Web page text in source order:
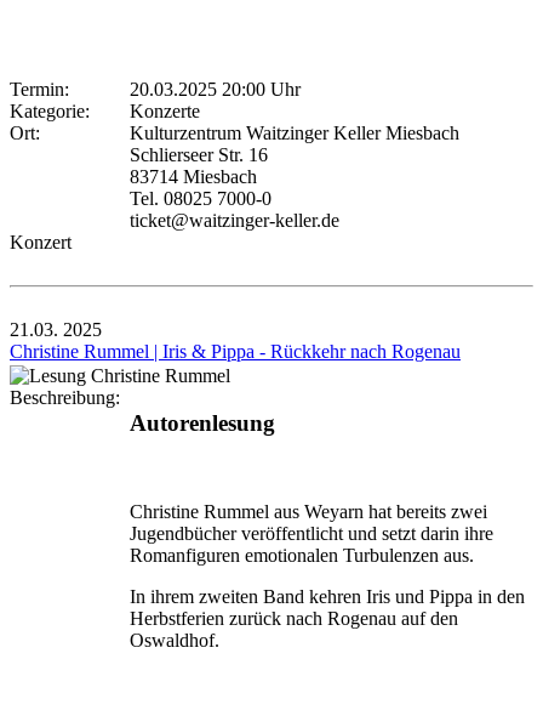
Termin:
20.03.2025 20:00 Uhr
Kategorie:
Konzerte
Ort:
Kulturzentrum Waitzinger Keller Miesbach
Schlierseer Str. 16
83714 Miesbach
Tel. 08025 7000-0
ticket@waitzinger-keller.de
Konzert
21.03. 2025
Christine Rummel | Iris & Pippa - Rückkehr nach Rogenau
Beschreibung:
Autorenlesung
Christine Rummel aus Weyarn hat bereits zwei
Jugend­bücher veröffentlicht und setzt darin ihre
Romanfiguren emotionalen Turbulenzen aus.
In ihrem zweiten Band kehren Iris und Pippa in den
Herbstferien zurück nach Rogenau auf den
Oswaldhof.